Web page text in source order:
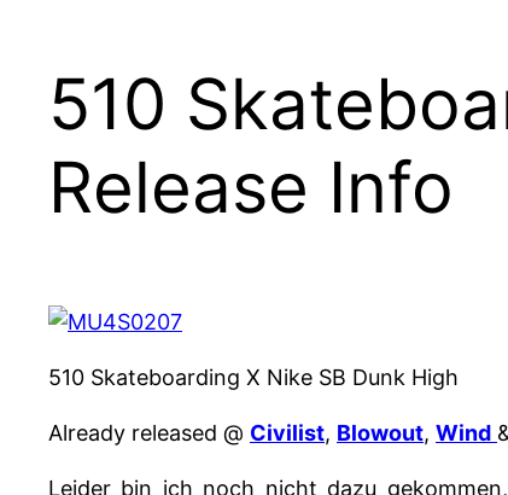
510
Release Info
510 Skateboarding X Nike SB Dunk High
Already released @ Civilist, Blowout, Wind
Leider bin ich noch nicht dazu